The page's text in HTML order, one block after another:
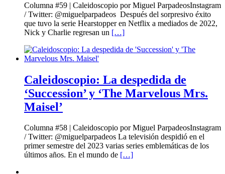
Columna #59 | Caleidoscopio por Miguel ParpadeosInstagram
/ Twitter: @miguelparpadeos Después del sorpresivo éxito
que tuvo la serie Hearstopper en Netflix a mediados de 2022,
Nick y Charlie regresan un […]
Caleidoscopio: La despedida de
‘Succession’ y ‘The Marvelous Mrs.
Maisel’
Columna #58 | Caleidoscopio por Miguel ParpadeosInstagram
/ Twitter: @miguelparpadeos La televisión despidió en el
primer semestre del 2023 varias series emblemáticas de los
últimos años. En el mundo de […]